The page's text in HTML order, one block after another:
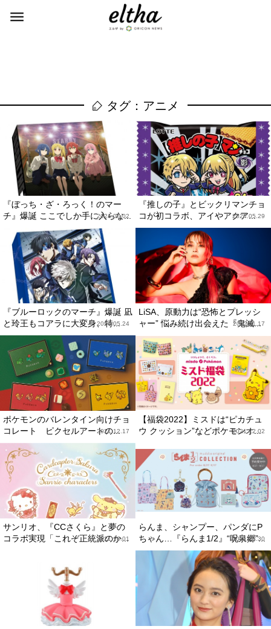
タグ：アニメ
『ぼっち・ざ・ろっく！のマー
チ』爆誕 ここでしか手に入らな...
2024.08.02
『推しの子』とビックリマンチョ
コが初コラボ、アイやアクア...
2024.05.29
『ブルーロックのマーチ』爆誕 凪
と玲王もコアラに大変身、特...
2024.05.24
LiSA、原動力は“恐怖とプレッシ
ャー” 悩み続け出会えた『鬼滅...
2022.11.17
ポケモンのバレンタイン向けチョ
コレート ピクセルアートの...
2021.12.17
【福袋2022】ミスドは“ピカチュ
ウ クッション”などポケモンオ...
2021.12.02
サンリオ、『CCさくら』と夢の
コラボ実現「これぞ正統派のか...
2021.10.01
らんま、シャンプー、パンダにP
ちゃん…『らんま1/2』“呪泉郷”...
2021.08.30